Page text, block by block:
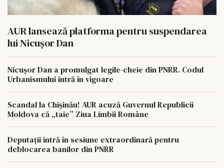
AUR lansează platforma pentru suspendarea
lui Nicușor Dan
Nicușor Dan a promulgat legile-cheie din PNRR. Codul
Urbanismului intră în vigoare
Scandal la Chișinău! AUR acuză Guvernul Republicii
Moldova că „taie” Ziua Limbii Române
Deputații intră în sesiune extraordinară pentru
deblocarea banilor din PNRR